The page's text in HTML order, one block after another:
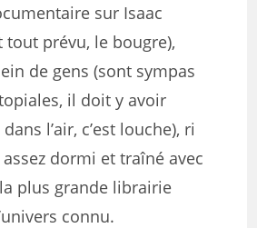
sur Isaac
tout prévu, le bougre),
de gens (sont sympas
il doit y avoir
l’air, c’est louche), ri
dormi et traîné avec
plus grande librairie
connu.